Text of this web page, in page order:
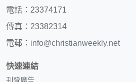
電話：23374171
傳真：23382314
電郵： info@christianweekly.net
快速連結